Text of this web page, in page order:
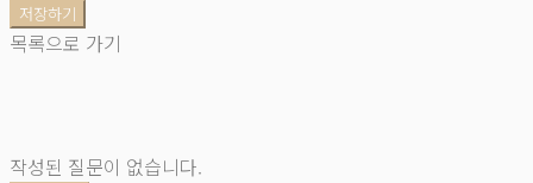
저장하기
목록으로 가기
작성된 질문이 없습니다.